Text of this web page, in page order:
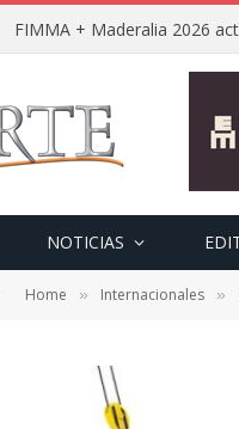
NOTICIAS
Home » Internacionales »